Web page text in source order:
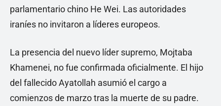
parlamentario chino He Wei. Las autoridades
iraníes no invitaron a líderes europeos.
La presencia del nuevo líder supremo, Mojtaba
Khamenei, no fue confirmada oficialmente. El hijo
del fallecido Ayatollah asumió el cargo a
comienzos de marzo tras la muerte de su padre.